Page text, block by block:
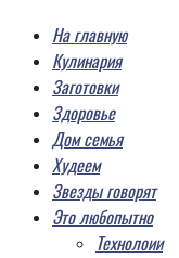
На главную
Кулинария
Заготовки
Здоровье
Дом семья
Худеем
Звезды говорят
Это любопытно
Технолоии